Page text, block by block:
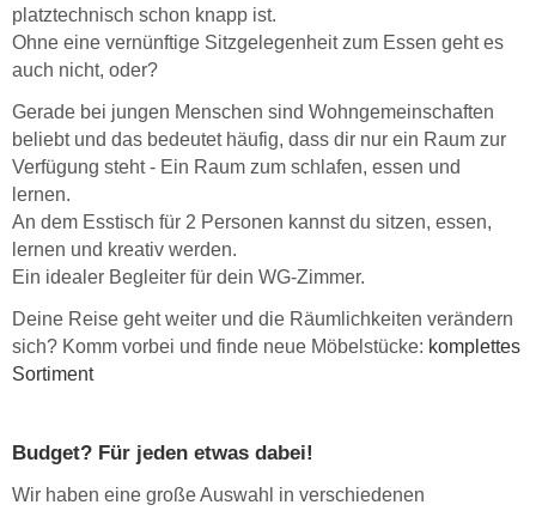
platztechnisch schon knapp ist.
Ohne eine vernünftige Sitzgelegenheit zum Essen geht es
auch nicht, oder?
Gerade bei jungen Menschen sind Wohngemeinschaften
beliebt und das bedeutet häufig, dass dir nur ein Raum zur
Verfügung steht - Ein Raum zum schlafen, essen und
lernen.
An dem Esstisch für 2 Personen kannst du sitzen, essen,
lernen und kreativ werden.
Ein idealer Begleiter für dein WG-Zimmer.
Deine Reise geht weiter und die Räumlichkeiten verändern
sich? Komm vorbei und finde neue Möbelstücke: komplettes
Sortiment
Budget? Für jeden etwas dabei!
Wir haben eine große Auswahl in verschiedenen